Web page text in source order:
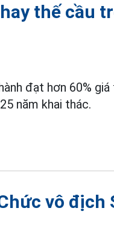
thế cầu
đạt hơn 60%
năm khai thác.
vô địch